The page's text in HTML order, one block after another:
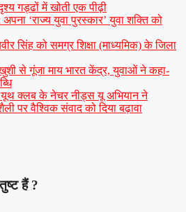
गड्ढों में खोती एक पीढ़ी
‘राज्य युवा पुरस्कार’ युवा शक्ति को
सिंह को समग्र शिक्षा (माध्यमिक) के जिला
खुशी से गूंजा माय भारत केंद्र, युवाओं ने कहा-
क्लब के नेचर नीड्स यू अभियान ने
पर वैश्विक संवाद को दिया बढ़ावा
हैं ?